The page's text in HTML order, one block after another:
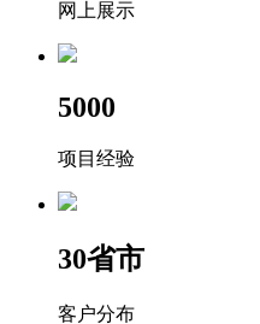
网上展示
5000
项目经验
30省市
客户分布